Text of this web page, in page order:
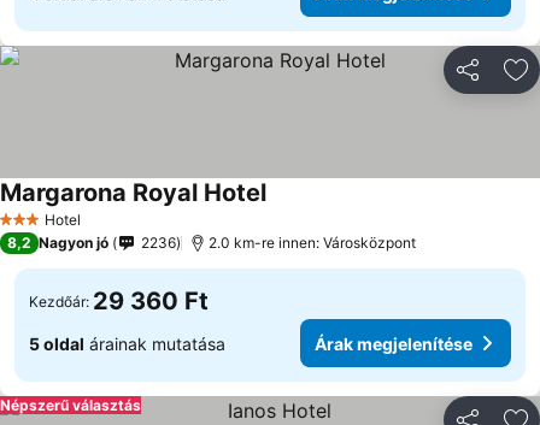
3 Kategória
Hotel
Margarona Royal Hotel
8,2 Nagyon jó 2236 2.0 km-re innen: Városközpont
Kezdőár: 29 360 Ft
5 oldal árainak mutatása Árak megjelenítése
Népszerű választás